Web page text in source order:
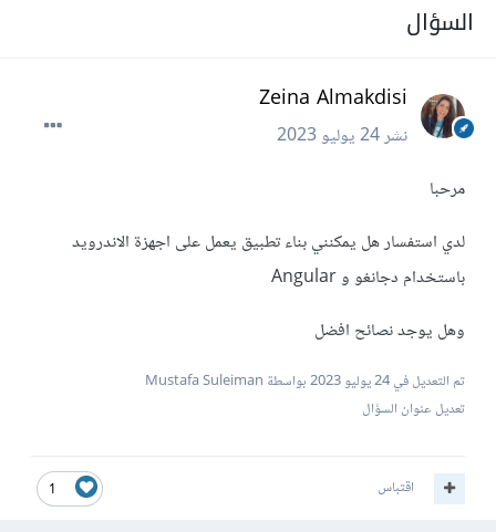
السؤال
Zeina Almakdisi
نشر24 يوليو 2023
مرحبا
لدي استفسار هل يمكنني بناء تطبيق يعمل على اجهزة الاندرويد
باستخدام دجانغو و Angular
وهل يوجد نصائح افضل
تم التعديل في24 يوليو 2023
بواسطة Mustafa Suleiman
تعديل عنوان السؤال
1 اقتباس